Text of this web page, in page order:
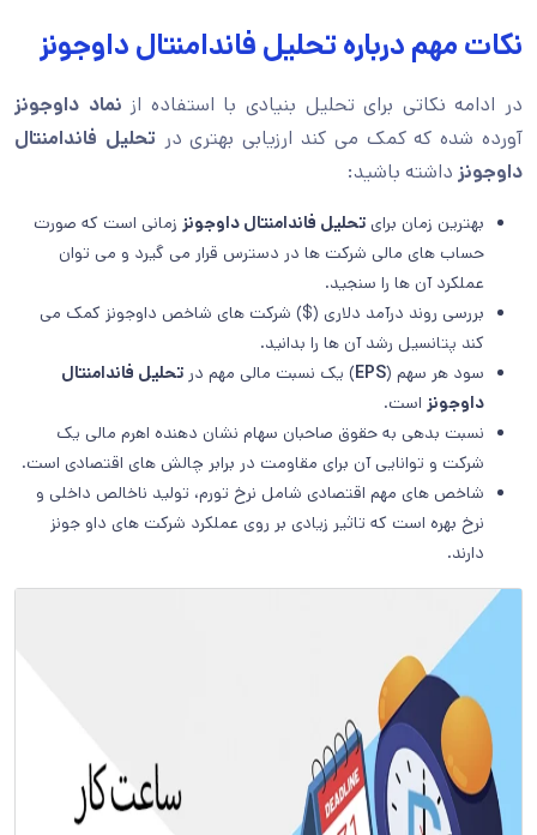
نکات مهم درباره تحلیل فاندامنتال داوجونز
در ادامه نکاتی برای تحلیل بنیادی با استفاده از نماد داوجونز
آورده شده که کمک می کند ارزیابی بهتری در تحلیل فاندامنتال
داوجونز داشته باشید:
بهترین زمان برای تحلیل فاندامنتال داوجونز زمانی است که صورت
حساب های مالی شرکت ها در دسترس قرار می گیرد و می توان
عملکرد آن ها را سنجید.
بررسی روند درآمد دلاری ($) شرکت های شاخص داوجونز کمک می
کند پتانسیل رشد آن ها را بدانید.
سود هر سهم (EPS) یک نسبت مالی مهم در تحلیل فاندامنتال
داوجونز است.
نسبت بدهی به حقوق صاحبان سهام نشان دهنده اهرم مالی یک
شرکت و توانایی آن برای مقاومت در برابر چالش های اقتصادی است.
شاخص های مهم اقتصادی شامل نرخ تورم، تولید ناخالص داخلی و
نرخ بهره است که تاثیر زیادی بر روی عملکرد شرکت های داو جونز
دارند.